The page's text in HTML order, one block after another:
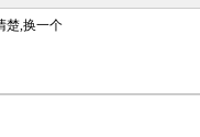
楚,换一个